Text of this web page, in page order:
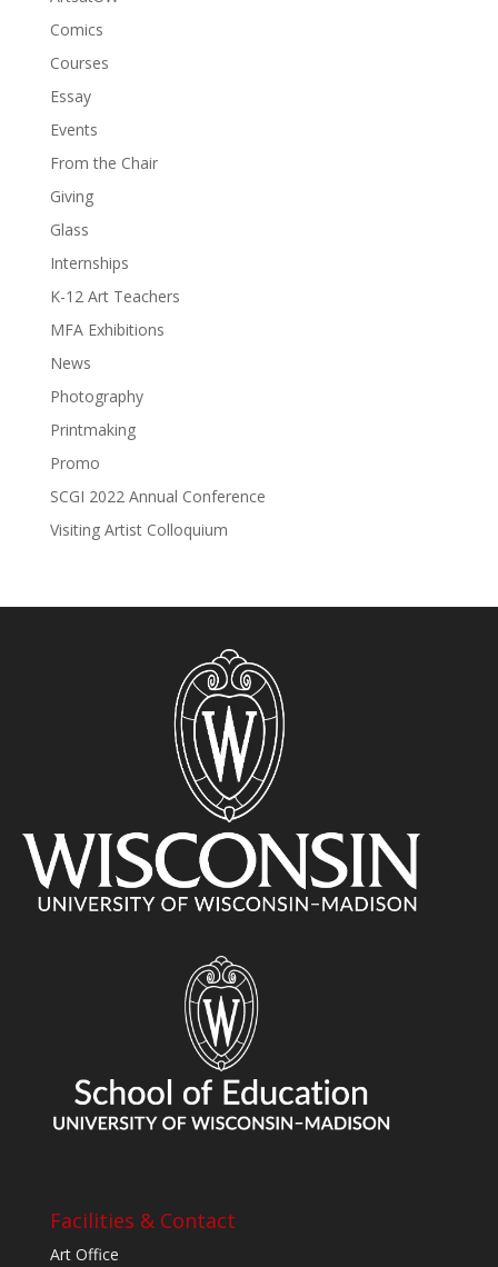
Comics
Courses
Essay
Events
From the Chair
Giving
Glass
Internships
K-12 Art Teachers
MFA Exhibitions
News
Photography
Printmaking
Promo
SCGI 2022 Annual Conference
Visiting Artist Colloquium
Facilities & Contact
Art Office